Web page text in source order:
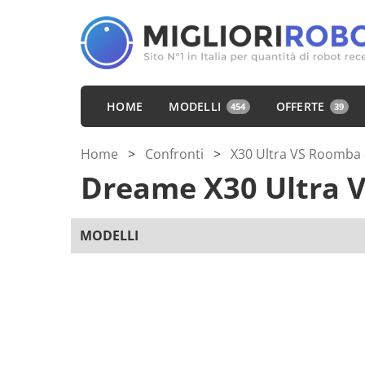
HOME MODELLI 454 OFFERTE 39
Home > Confronti > X30 Ultra VS Roomba
Dreame X30 Ultra
MODELLI